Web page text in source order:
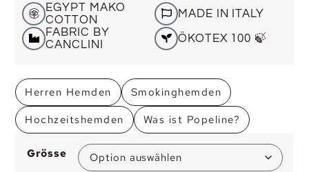
EGYPT MAKO
COTTON
MADE IN ITALY
FABRIC BY
CANCLINI
ÖKOTEX 100 🍃
Herren Hemden
Smokinghemden
Hochzeitshemden
Was ist Popeline?
Grösse